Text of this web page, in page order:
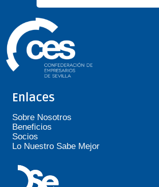
Enlaces
Sobre Nosotros
Beneficios
Socios
Lo Nuestro Sabe Mejor